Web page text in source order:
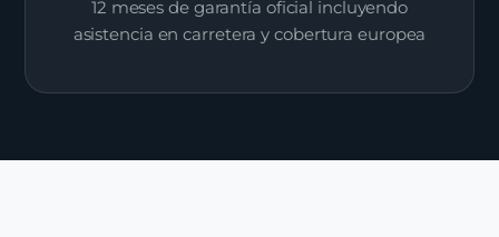
12 meses de garantía oficial incluyendo
asistencia en carretera y cobertura europea